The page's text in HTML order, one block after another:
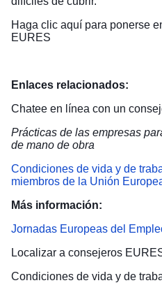
Haga clic aquí para ponerse
EURES
Enlaces relacionados:
Chatee en línea con un
Prácticas de las empresas
de mano de obra
Condiciones de vida y de
miembros de la Unión
Más información:
Jornadas Europeas del
Localizar a consejeros
Condiciones de vida y de